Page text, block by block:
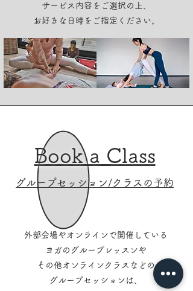
サービス​内容をご選択の上、
お好きな日時をご指定ください。
​Book a Class
グループセッション/クラスの予約
外部会場やオンラインで開催している
ヨガのグループレッスンや
​その他オンラインクラスなどの
グループセッションは、